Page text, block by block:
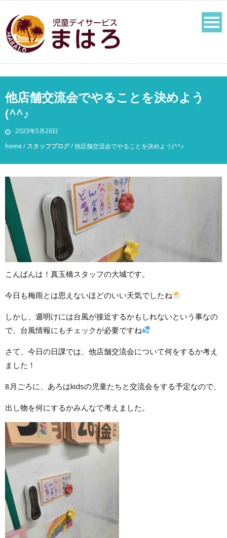
他店舗交流会でやることを決めよう
(^^♪
2023年5月26日
home/ スタッフブログ/他店舗交流会でやることを決めよう(^^♪
こんばんは！真玉橋スタッフの大城です。
今日も梅雨とは思えないほどのいい天気でしたね
しかし、週明けには台風が接近するかもしれないという事なの
で、台風情報にもチェックが必要ですね
さて、今日の日課では、他店舗交流会について何をするか考え
ました！
8月ごろに、あろはkidsの児童たちと交流会をする予定なので、
出し物を何にするかみんなで考えました。